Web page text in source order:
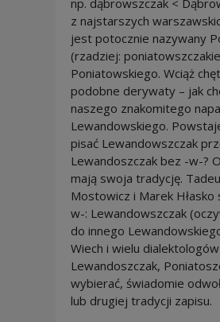
z najstarszych
jest potocznie nazywany
(rzadziej:
Poniatowskiego. Wciąż
podobne derywaty – jak
naszego znakomitego
Lewandowskiego.
pisać Lewandowszczak
Lewandoszczak bez -w-?
mają swoja tradycję.
Mostowicz i Marek
w-: Lewandowszczak
do innego
Wiech i wielu
Lewandoszczak,
wybierać, świadomie
lub drugiej tradycji zapisu.